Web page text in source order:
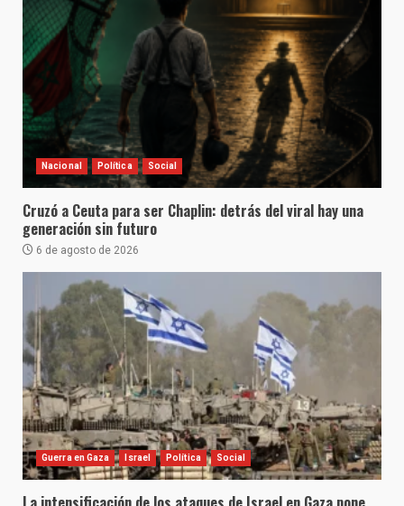
Nacional Política Social
Cruzó a Ceuta para ser Chaplin: detrás del viral hay una
generación sin futuro
6 de agosto de 2026
Guerra en Gaza Israel Política Social